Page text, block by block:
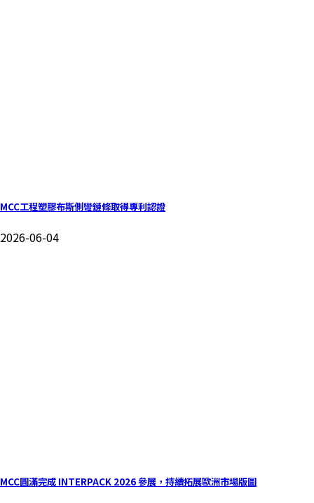
MCC工程塑膠布斯側彎鏈條取得專利認證
2026-06-04
MCC圓滿完成 INTERPACK 2026 參展，持續拓展歐洲市場版圖